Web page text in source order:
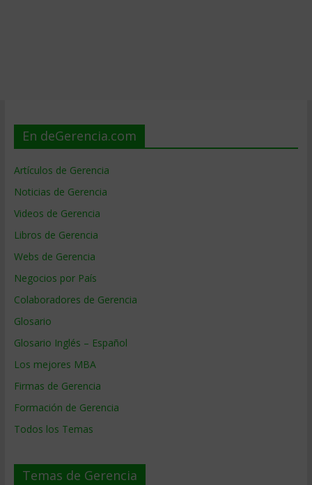
En deGerencia.com
Artículos de Gerencia
Noticias de Gerencia
Videos de Gerencia
Libros de Gerencia
Webs de Gerencia
Negocios por País
Colaboradores de Gerencia
Glosario
Glosario Inglés – Español
Los mejores MBA
Firmas de Gerencia
Formación de Gerencia
Todos los Temas
Temas de Gerencia